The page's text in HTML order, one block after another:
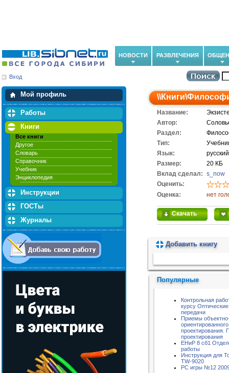
НОВОСТИ РАЗВЛЕЧЕНИЯ
Вход
Мой профиль
Мои закладки
Работы
Книги
Все книги
Другое
Словарь
Справочник
Учебник
Энциклопедия
Инструкции
ГОСТы
Журналы
\\Книги\
Название:
Автор:
Раздел:
Тип:
Язык:
русский
Размер:
20 КБ
Вклад сделал: s_now
Оценить:
Оценка:
нет
Скачать
Добавить книгу
Популярные
Контрольная
курсу
передачи
Приемы
ориентированного
проектирования.
проектирования
ЕНиР 8 сб1
работы
Инструкция для
TW-9020
РС игры №12